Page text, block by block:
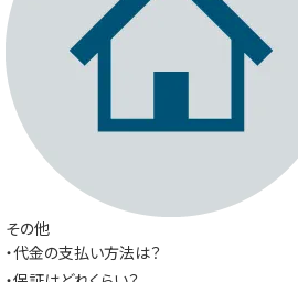
その他
・代金の支払い方法は？